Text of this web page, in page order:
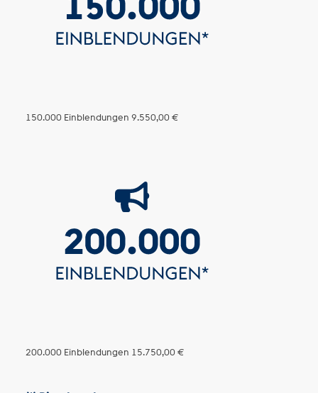
150.000 Einblendungen 9.550,00 €
200.000 Einblendungen 15.750,00 €